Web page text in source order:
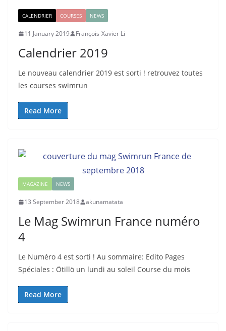
CALENDRIER COURSES NEWS
11 January 2019 François-Xavier Li
Calendrier 2019
Le nouveau calendrier 2019 est sorti ! retrouvez toutes
les courses swimrun
Read More
MAGAZINE NEWS
13 September 2018 akunamatata
Le Mag Swimrun France numéro
4
Le Numéro 4 est sorti ! Au sommaire: Edito Pages
Spéciales : Ötillö un lundi au soleil Course du mois
Read More